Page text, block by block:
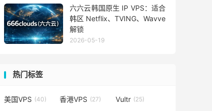
六六云韩国原生 IP VPS：适合
韩区 Netflix、TVING、Wavve
解锁
2026-05-19
热门标签
美国VPS (40) 香港VPS (27) Vultr (25)